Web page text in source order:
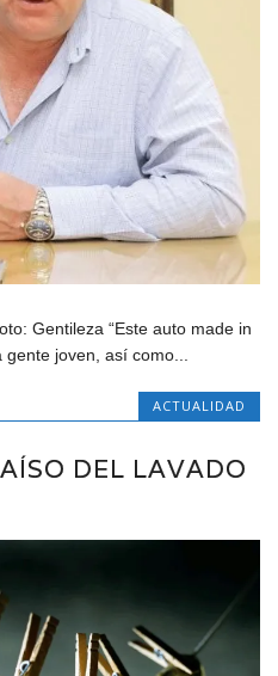
Gentileza “Este auto made in
gente joven, así como...
ACTUALIDAD
DEL LAVADO